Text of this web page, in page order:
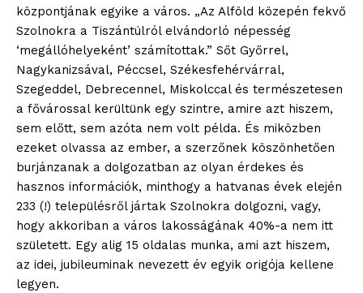
központjának egyike a város. „Az Alföld közepén fekvő
Szolnokra a Tiszántúlról elvándorló népesség
‘megállóhelyeként’ számítottak.” Sőt Győrrel,
Nagykanizsával, Péccsel, Székesfehérvárral,
Szegeddel, Debrecennel, Miskolccal és természetesen
a fővárossal kerültünk egy szintre, amire azt hiszem,
sem előtt, sem azóta nem volt példa. És miközben
ezeket olvassa az ember, a szerzőnek köszönhetően
burjánzanak a dolgozatban az olyan érdekes és
hasznos információk, minthogy a hatvanas évek elején
233 (!) településről jártak Szolnokra dolgozni, vagy,
hogy akkoriban a város lakosságának 40%-a nem itt
született. Egy alig 15 oldalas munka, ami azt hiszem,
az idei, jubileuminak nevezett év egyik origója kellene
legyen.